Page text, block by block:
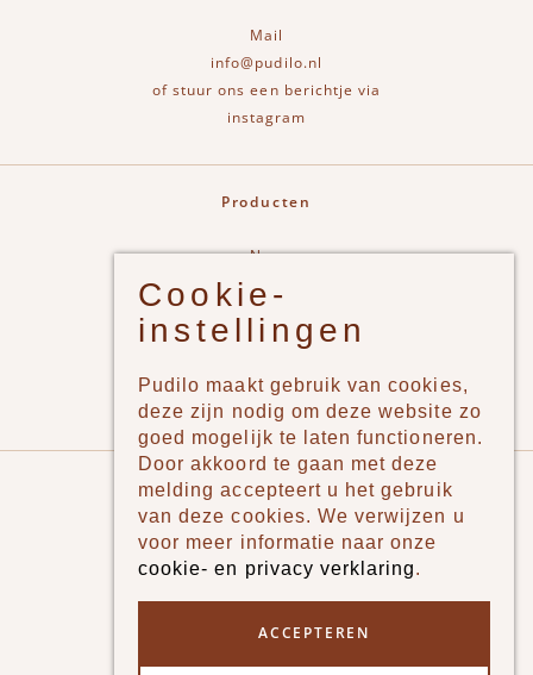
Mail
info@pudilo.nl
of stuur ons een berichtje via
instagram
Producten
New
Jongens
Meisjes
Merken
Pudilo
Over ons
Algemene voorwaarden
Cookie-
instellingen
Pudilo maakt gebruik van cookies,
deze zijn nodig om deze website zo
goed mogelijk te laten functioneren.
Door akkoord te gaan met deze
melding accepteert u het gebruik
van deze cookies. We verwijzen u
voor meer informatie naar onze
cookie- en privacy verklaring.
ACCEPTEREN